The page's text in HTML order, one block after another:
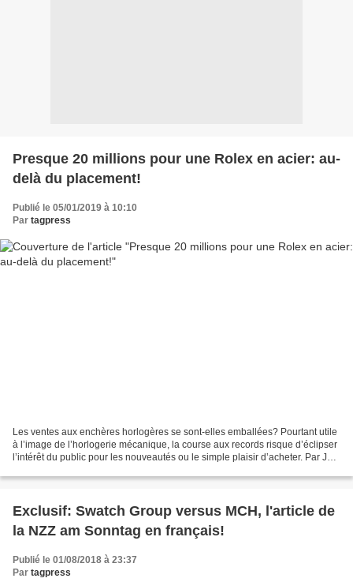
Presque 20 millions pour une Rolex en acier: au-
delà du placement!
Publié le 05/01/2019 à 10:10
Par tagpress
Les ventes aux enchères horlogères se sont-elles emballées? Pourtant utile
à l’image de l’horlogerie mécanique, la course aux records risque d’éclipser
l’intérêt du public pour les nouveautés ou le simple plaisir d’acheter. Par Joël
Exclusif: Swatch Group versus MCH, l'article de
la NZZ am Sonntag en français!
Publié le 01/08/2018 à 23:37
Par tagpress